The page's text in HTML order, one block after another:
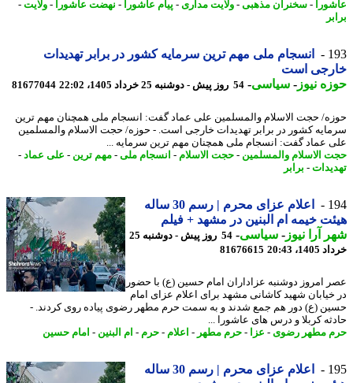
-سخنران مذهبی-ولایت مداری- پیام عاشورا-نهضت عاشورا-ولایت-
انسجام ملی مهم ترین سرمایه کشور در برابر تهدیدات
است
نیوز-سیاسی-54 روز پیش - دوشنبه 25 خرداد 1405، 22:02 81677044
حجت الاسلام والمسلمین علی عماد گفت: انسجام ملی همچنان مهم ترین
کشور در برابر تهدیدات خارجی است. - حوزه/ حجت الاسلام والمسلمین
عماد گفت: انسجام ملی همچنان مهم ترین سرمایه ...
الاسلام والمسلمین-حجت الاسلام-انسجام ملی -مهم ترین- علی عماد-
- برابر
اعلام عزای محرم | رسم 30 ساله
خیمه ام البنین در مشهد + فیلم
آرا نیوز-سیاسی-
54 روز پیش - دوشنبه 25
20:43
81676615
امروز دوشنبه عزاداران امام حسین (ع) با حضور
شهید کاشانی مشهد برای اعلام عزای امام
(ع) دور هم جمع شدند و به سمت حرم مطهر رضوی پیاده روی کردند. -
کربلا و درس های عاشورا ...
مطهر رضوی-عزا-حرم مطهر-اعلام -حرم -ام البنین-امام حسین
اعلام عزای محرم | رسم 30 ساله